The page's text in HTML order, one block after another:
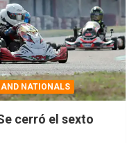
NATIONALS
cerró el sexto